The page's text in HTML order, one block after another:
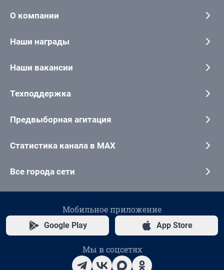
О компании
Наши награды
Наши вакансии
Техподдержка
Предвыборная агитация
Статистика канала в MAX
Все города сети
Мобильное приложение
Google Play App Store
Мы в соцсетях